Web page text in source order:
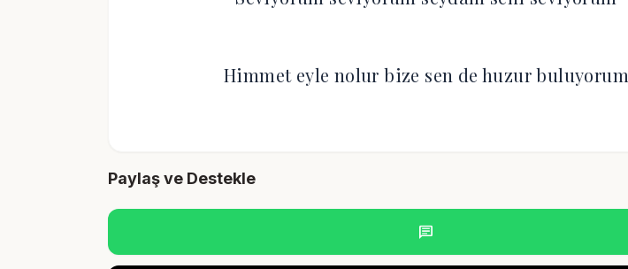
Himmet eyle nolur bize sen de huzur buluyorum
Paylaş ve Destekle
chat